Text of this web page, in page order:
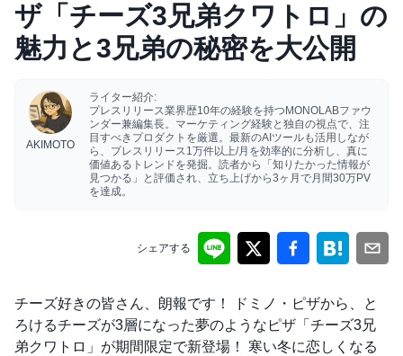
ザ「チーズ3兄弟クワトロ」の
魅力と3兄弟の秘密を大公開
AKIMOTO
ライター紹介:
プレスリリース業界歴10年の経験を持つMONOLABファウ
ンダー兼編集長。マーケティング経験と独自の視点で、注
目すべきプロダクトを厳選。最新のAIツールも活用しなが
ら、プレスリリース1万件以上/月を効率的に分析し、真に
価値あるトレンドを発掘。読者から「知りたかった情報が
見つかる」と評価され、立ち上げから3ヶ月で月間30万PV
を達成。
シェアする
チーズ好きの皆さん、朗報です！ ドミノ・ピザから、と
ろけるチーズが3層になった夢のようなピザ「チーズ3兄
弟クワトロ」が期間限定で新登場！ 寒い冬に恋しくなる